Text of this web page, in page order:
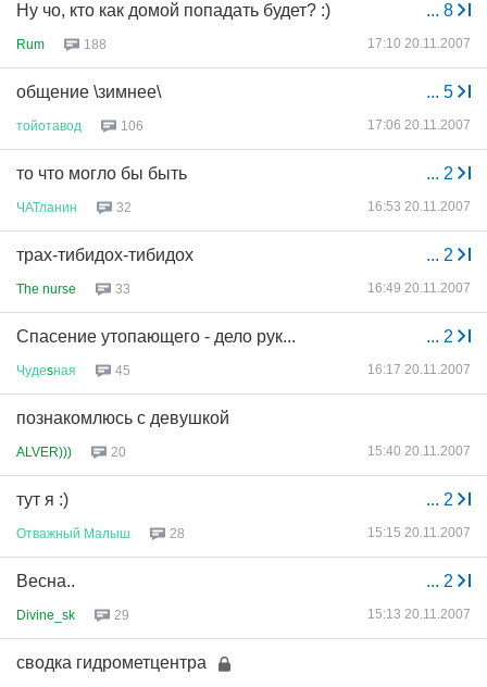
... 8
Ну чо, кто как домой попадать будет? :)
Rum 188 17:10 20.11.2007
... 5
общение \зимнее\
тойотавод 106 17:06 20.11.2007
... 2
то что могло бы быть
ЧАТланин 32 16:53 20.11.2007
... 2
трах-тибидох-тибидох
The nurse 33 16:49 20.11.2007
... 2
Спасение утопающего - дело рук...
Чудеsная 45 16:17 20.11.2007
познакомлюсь с девушкой
ALVER))) 20 15:40 20.11.2007
... 2
тут я :)
Отважный Малыш 28 15:15 20.11.2007
... 2
Весна..
Divine_sk 29 15:13 20.11.2007
сводка гидрометцентра